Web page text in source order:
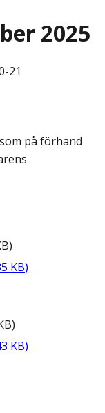
2025
21
på förhand
)
KB)
)
KB)